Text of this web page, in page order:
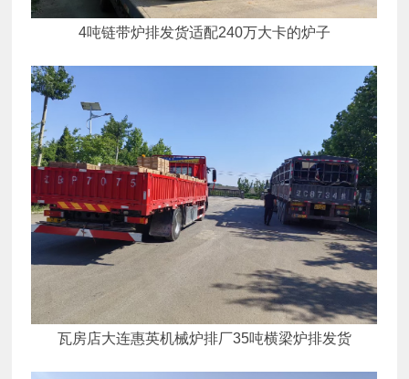
4吨链带炉排发货适配240万大卡的炉子
瓦房店大连惠英机械炉排厂35吨横梁炉排发货